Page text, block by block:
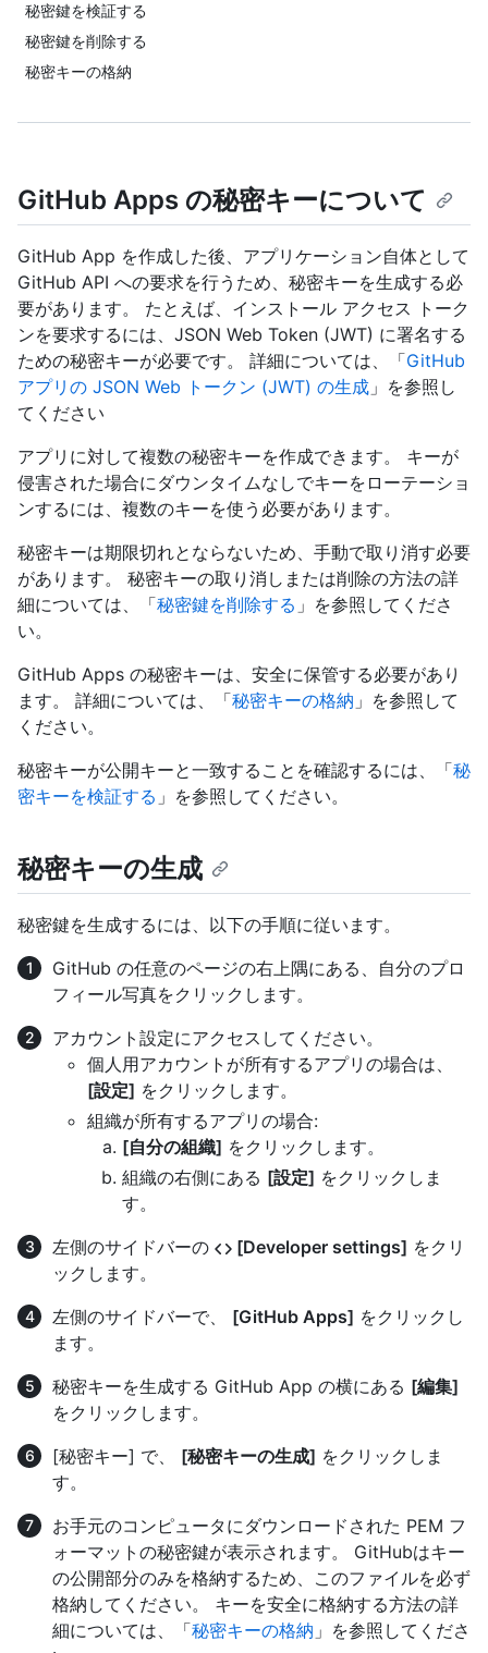
秘密鍵を検証する
秘密鍵を削除する
秘密キーの格納
GitHub Apps の秘密キーについて
GitHub App を作成した後、アプリケーション自体として
GitHub API への要求を行うため、秘密キーを生成する必
要があります。 たとえば、インストール アクセス トーク
ンを要求するには、JSON Web Token (JWT) に署名する
ための秘密キーが必要です。 詳細については、「GitHub
アプリの JSON Web トークン (JWT) の生成 」を参照し
てください
アプリに対して複数の秘密キーを作成できます。 キーが
侵害された場合にダウンタイムなしでキーをローテーショ
ンするには、複数のキーを使う必要があります。
秘密キーは期限切れとならないため、手動で取り消す必要
があります。 秘密キーの取り消しまたは削除の方法の詳
細については、「秘密鍵を削除する 」を参照してくださ
い。
GitHub Apps の秘密キーは、安全に保管する必要があり
ます。 詳細については、「秘密キーの格納 」を参照して
ください。
秘密キーが公開キーと一致することを確認するには、「秘
密キーを検証する 」を参照してください。
秘密キーの生成
秘密鍵を生成するには、以下の手順に従います。
GitHub の任意のページの右上隅にある、自分のプロ
フィール写真をクリックします。
アカウント設定にアクセスしてください。
個人用アカウントが所有するアプリの場合は、
[設定] をクリックします。
組織が所有するアプリの場合:
[自分の組織] をクリックします。
組織の右側にある [設定] をクリックしま
す。
左側のサイドバーの
[Developer settings] をクリ
ックします。
左側のサイドバーで、 [GitHub Apps] をクリックし
ます。
秘密キーを生成する GitHub App の横にある [編集]
をクリックします。
[秘密キー] で、 [秘密キーの生成] をクリックしま
す。
お手元のコンピュータにダウンロードされた PEM フ
ォーマットの秘密鍵が表示されます。 GitHubはキー
の公開部分のみを格納するため、このファイルを必ず
格納してください。 キーを安全に格納する方法の詳
細については、「秘密キーの格納 」を参照してくださ